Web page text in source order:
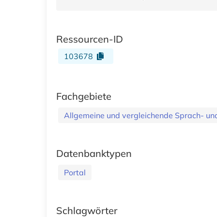
Ressourcen-ID
103678
Fachgebiete
Allgemeine und vergleichende Sprach-
Datenbanktypen
Portal
Schlagwörter